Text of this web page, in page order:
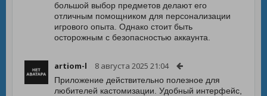
большой выбор предметов делают его
отличным помощником для персонализации
игрового опыта. Однако стоит быть
осторожным с безопасностью аккаунта.
artiom-l 8 августа 2025 21:04
Приложение действительно полезное для
любителей кастомизации. Удобный интерфейс,